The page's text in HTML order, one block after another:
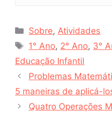
Categorias
Sobre, Atividades
Tags
1° Ano, 2° Ano, 3°
Educação Infantil
Problemas
5 maneiras de aplicá-
Quatro Operações